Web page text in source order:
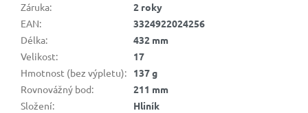
Záruka:
2 roky
EAN:
3324922024256
Délka:
432 mm
Velikost:
17
Hmotnost (bez výpletu):
137 g
Rovnovážný bod:
211 mm
Složení:
Hliník